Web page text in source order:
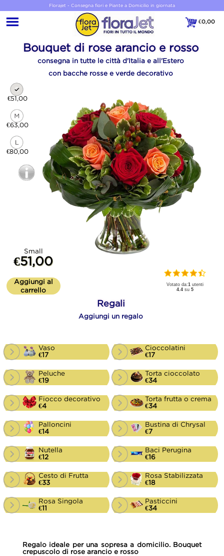
Florajet - Consegna fiori e Piante a Domicilio in giornata
€0,00
€0,00
Bouquet di rose arancio e rosso
consegna in tutte le città d'Italia e all'Estero
con bacche rosse e verde decorativo
€51,00
€63,00
€80,00
Small
€51,00
Aggiungi al
carrello
Votato da:1 utenti
4.4 su5
Regali
Aggiungi un regalo
Vaso
€17
Peluche
€19
Fiocco decorativo
€4
Palloncini
€14
Nutella
€12
Cesto di Frutta
€33
Rosa Singola
€11
Cioccolatini
€17
Torta cioccolato
€34
Torta frutta o crema
€34
Bustina di Chrysal
€7
Baci Perugina
€16
Rosa Stabilizzata
€18
Pasticcini
€34
Regalo ideale per una sopresa a domicilio. Bouquet
crepuscolo di rose arancio e rosso